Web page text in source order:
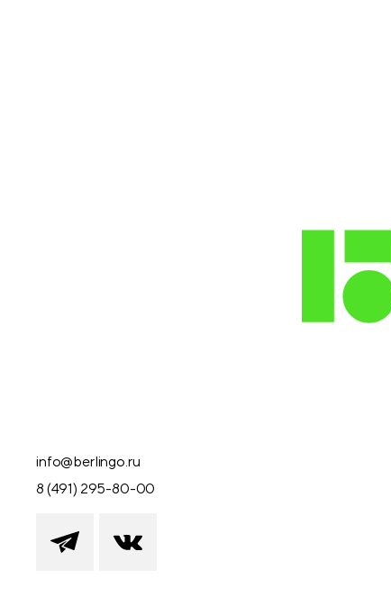
info@berlingo.ru
8 (491) 295-80-00